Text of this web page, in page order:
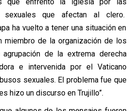
sexuales que afectan al clero.
ha vuelto a tener una situación en
miembro de la organización de los
de la extrema derecha
e intervenida por el Vaticano
sexuales. El problema fue que
hizo un discurso en Trujillo”.